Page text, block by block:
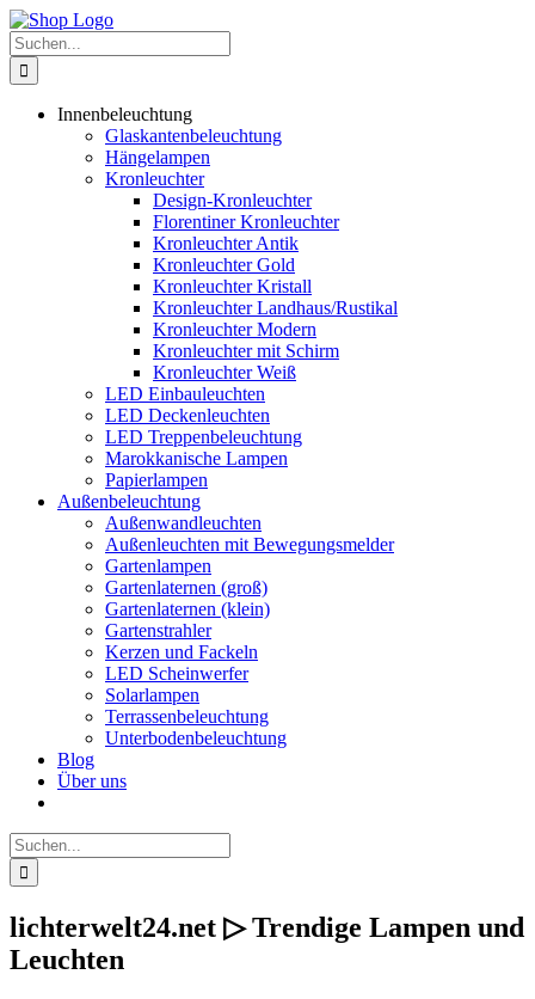
Zum
Inhalt
springen
Suche
nach:
Innenbeleuchtung
Glaskantenbeleuchtung
Hängelampen
Kronleuchter
Design-Kronleuchter
Florentiner Kronleuchter
Kronleuchter Antik
Kronleuchter Gold
Kronleuchter Kristall
Kronleuchter Landhaus/Rustikal
Kronleuchter Modern
Kronleuchter mit Schirm
Kronleuchter Weiß
LED Einbauleuchten
LED Deckenleuchten
LED Treppenbeleuchtung
Marokkanische Lampen
Papierlampen
Außenbeleuchtung
Außenwandleuchten
Außenleuchten mit Bewegungsmelder
Gartenlampen
Gartenlaternen (groß)
Gartenlaternen (klein)
Gartenstrahler
Kerzen und Fackeln
LED Scheinwerfer
Solarlampen
Terrassenbeleuchtung
Unterbodenbeleuchtung
Blog
Über uns
Suche
nach:
lichterwelt24.net ▷ Trendige Lampen und
Leuchten